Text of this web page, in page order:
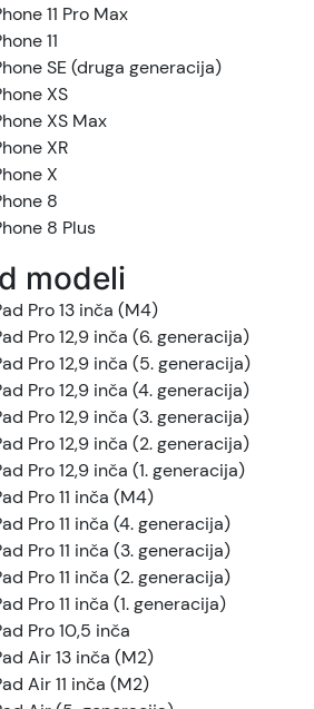
11 Pro Max
11
SE (druga generacija)
XS
XS Max
XR
X
8
8 Plus
modeli
Pro 13 inča (M4)
Pro 12,9 inča (6. generacija)
Pro 12,9 inča (5. generacija)
Pro 12,9 inča (4. generacija)
Pro 12,9 inča (3. generacija)
Pro 12,9 inča (2. generacija)
Pro 12,9 inča (1. generacija)
Pro 11 inča (M4)
Pro 11 inča (4. generacija)
Pro 11 inča (3. generacija)
Pro 11 inča (2. generacija)
Pro 11 inča (1. generacija)
Pro 10,5 inča
Air 13 inča (M2)
Air 11 inča (M2)